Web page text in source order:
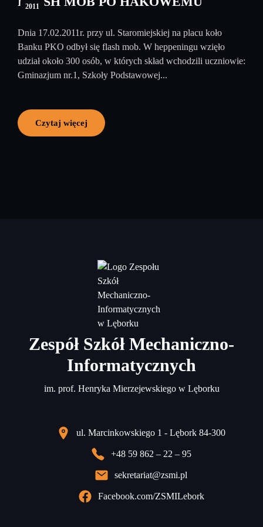
2011
Dnia 17.02.2011r. przy ul. Staromiejskiej na placu koło
Banku PKO odbył się flash mob. W heppeningu wzięło
udział około 300 osób, w których skład wchodzili uczniowie:
Gminazjum nr.1, Szkoły Podstawowej...
Czytaj więcej
Zespół Szkół Mechaniczno-
Informatycznych
im. prof. Henryka Mierzejewskiego w Lęborku
ul. Marcinkowskiego 1 - Lębork 84-300
+48 59 862 – 22 – 95
sekretariat@zsmi.pl
Facebook.com/ZSMILebork